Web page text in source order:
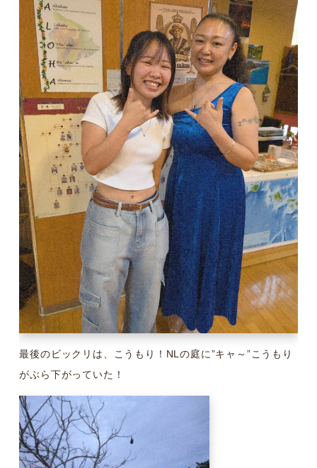
最後のビックリは、こうもり！NLの庭に”キャ～”こうもり
がぶら下がっていた！